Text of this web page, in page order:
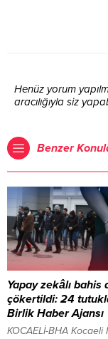
Henüz yorum
aracılığıyla siz
Benzer
Yapay zekâlı bahis
çökertildi: 24
Birlik Haber Ajansı
KOCAELİ-BHA Kocaeli